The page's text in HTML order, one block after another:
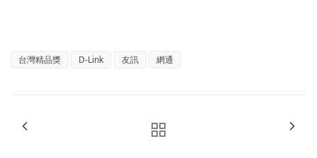
台灣精品獎 D-Link 友訊 網通